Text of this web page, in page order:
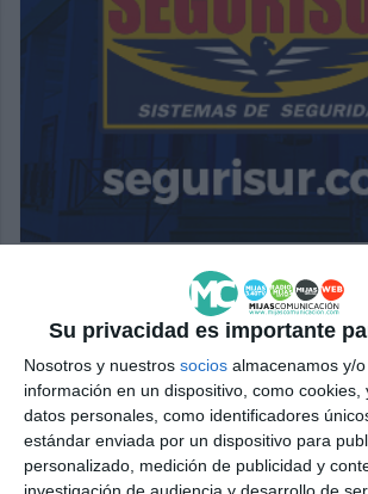
Su privacidad es importante
Nosotros y nuestros socios almacenamos y/
información en un dispositivo, como cookies,
datos personales, como identificadores
estándar enviada por un dispositivo para
personalizado, medición de publicidad y
investigación de audiencia y desarrollo de